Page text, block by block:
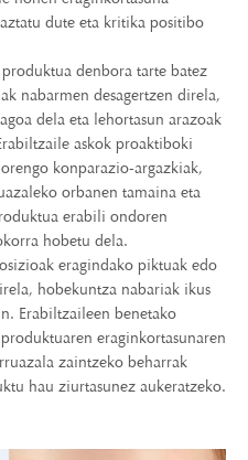
dute eta kritika positibo
denbora tarte batez
nabarmen desagertzen direla,
dela eta lehortasun arazoak
askok proaktiboki
konparazio-argazkiak,
orbanen tamaina eta
erabili ondoren
hobetu dela.
eragindako piktuak edo
hobekuntza nabariak ikus
Erabiltzaileen benetako
eraginkortasunaren
zaintzeko beharrak
hau ziurtasunez aukeratzeko.